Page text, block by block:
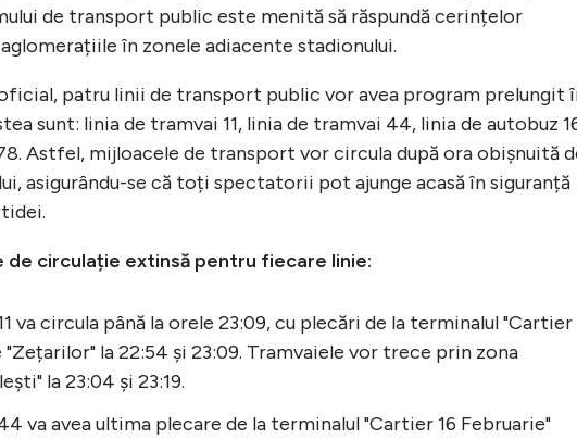
de transport public este menită să răspundă cerințelor
în zonele adiacente stadionului.
patru linii de transport public vor avea program prelungit
sunt: linia de tramvai 11, linia de tramvai 44, linia de autobuz
Astfel, mijloacele de transport vor circula după ora obișnuită
asigurându-se că toți spectatorii pot ajunge acasă în siguranță
de circulație extinsă pentru fiecare linie:
va circula până la orele 23:09, cu plecări de la terminalul "Cartier
la 22:54 și 23:09. Tramvaiele vor trece prin zona
la 23:04 și 23:19.
va avea ultima plecare de la terminalul "Cartier 16 Februarie"